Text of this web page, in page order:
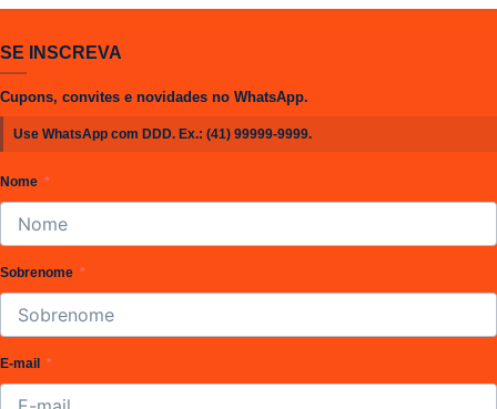
SE INSCREVA
Cupons, convites e novidades no WhatsApp.
Use WhatsApp com DDD. Ex.: (41) 99999-9999.
Nome
Sobrenome
E-mail